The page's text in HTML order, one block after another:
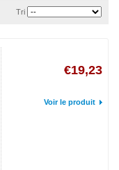
Tri
€19,23
Voir le produit